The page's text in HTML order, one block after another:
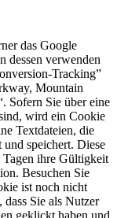
das Google
dessen verwenden
Tracking”
Mountain
Sofern Sie über eine
wird ein Cookie
Textdateien, die
speichert. Diese
Tagen ihre Gültigkeit
Besuchen Sie
ist noch nicht
Sie als Nutzer